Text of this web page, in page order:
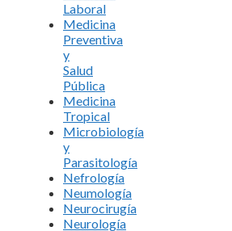
Laboral
Medicina
Preventiva
y
Salud
Pública
Medicina
Tropical
Microbiología
y
Parasitología
Nefrología
Neumología
Neurocirugía
Neurología